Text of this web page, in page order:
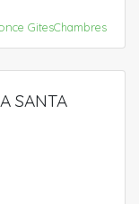
GitesChambres
SANTA